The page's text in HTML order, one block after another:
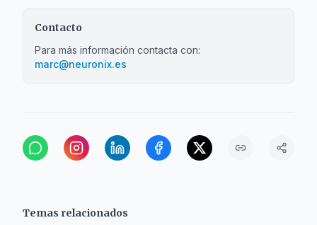
Contacto
Para más información contacta con:
marc@neuronix.es
Temas relacionados